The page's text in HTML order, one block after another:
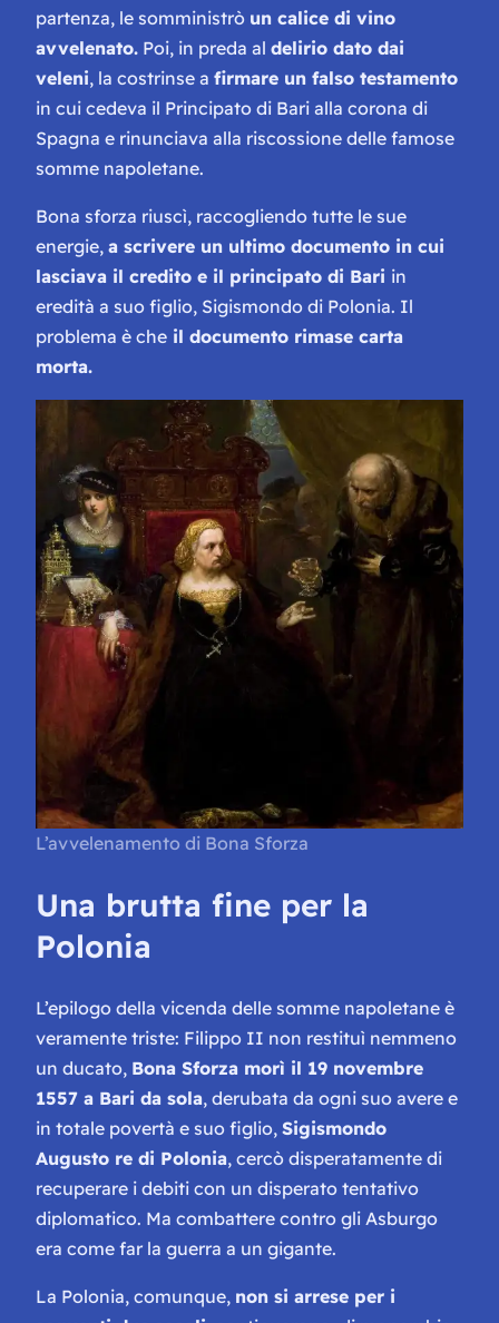
partenza, le somministrò un calice di vino
avvelenato. Poi, in preda al delirio dato dai
veleni, la costrinse a firmare un falso testamento
in cui cedeva il Principato di Bari alla corona di
Spagna e rinunciava alla riscossione delle famose
somme napoletane.
Bona sforza riuscì, raccogliendo tutte le sue
energie, a scrivere un ultimo documento in cui
lasciava il credito e il principato di Bari in
eredità a suo figlio, Sigismondo di Polonia. Il
problema è che il documento rimase carta
morta.
L’avvelenamento di Bona Sforza
Una brutta fine per la
Polonia
L’epilogo della vicenda delle somme napoletane è
veramente triste: Filippo II non restituì nemmeno
un ducato, Bona Sforza morì il 19 novembre
1557 a Bari da sola, derubata da ogni suo avere e
in totale povertà e suo figlio, Sigismondo
Augusto re di Polonia, cercò disperatamente di
recuperare i debiti con un disperato tentativo
diplomatico. Ma combattere contro gli Asburgo
era come far la guerra a un gigante.
La Polonia, comunque, non si arrese per i